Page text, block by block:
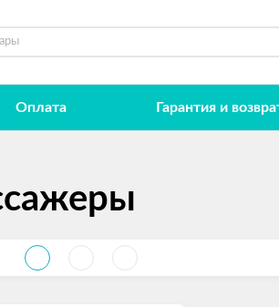
Оплата Гарантия и